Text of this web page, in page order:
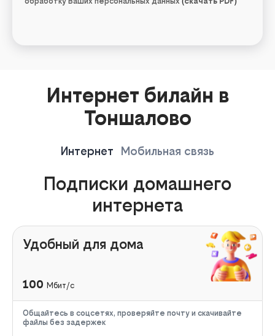
Интернет билайн в
Тоншалово
Интернет Мобильная связь
Подписки домашнего
интернета
Удобный для дома
100 Мбит/с
Общайтесь в соцсетях, проверяйте почту и скачивайте
файлы без задержек